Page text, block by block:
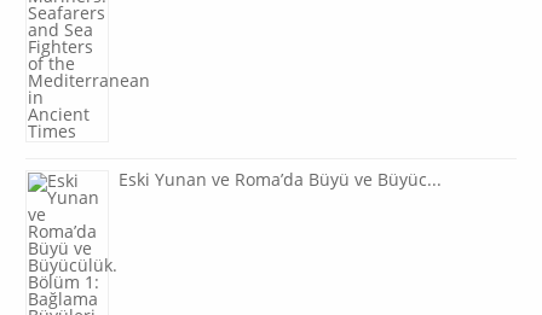
Eski Yunan ve Roma’da Büyü ve Büyüc...